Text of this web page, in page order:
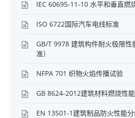
IEC 60695-11-10 水平和垂直燃
ISO 6722国际汽车电线标准
GB/T 9978 建筑构件耐火极限
准）
NFPA 701 织物火焰传播试验
GB 8624-2012建筑材料燃烧性
EN 13501-1建筑制品防火性能